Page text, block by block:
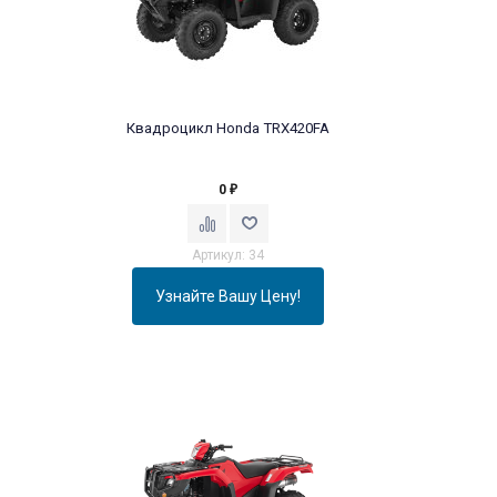
Квадроцикл Honda TRX420FA
0 ₽
Артикул: 34
Узнайте Вашу Цену!